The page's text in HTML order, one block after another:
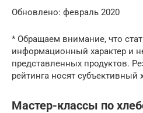
Обновлено: февраль 2020
* Обращаем внимание, что
информационный характер и
представленных продуктов.
рейтинга носят субъективный
Мастер-классы по